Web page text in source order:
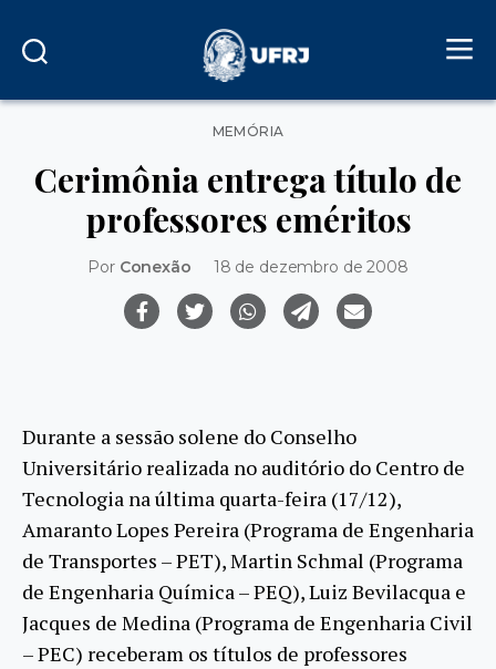
Categorias
MEMÓRIA
Cerimônia entrega título de
professores eméritos
Por Conexão 18 de dezembro de 2008
Durante a sessão solene do Conselho
Universitário realizada no auditório do Centro de
Tecnologia na última quarta-feira (17/12),
Amaranto Lopes Pereira (Programa de Engenharia
de Transportes – PET), Martin Schmal (Programa
de Engenharia Química – PEQ), Luiz Bevilacqua e
Jacques de Medina (Programa de Engenharia Civil
– PEC) receberam os títulos de professores